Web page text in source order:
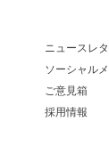
ニュースレ
ソーシャル
ご意見箱
採用情報
ローレル
セフィーロ
キャラバン
まつど家 鉄漢